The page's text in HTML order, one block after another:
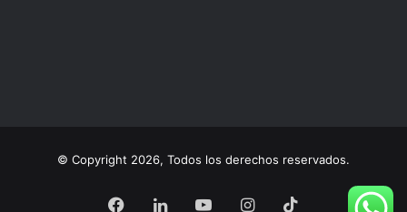
© Copyright 2026, Todos los derechos reservados.
Facebook
LinkedInYouTubeInstagram